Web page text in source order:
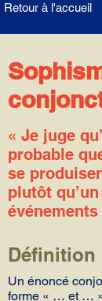
Retour à l'accueil
« Je juge
probable
se
plutôt
Définition
Un énoncé
forme « … et …